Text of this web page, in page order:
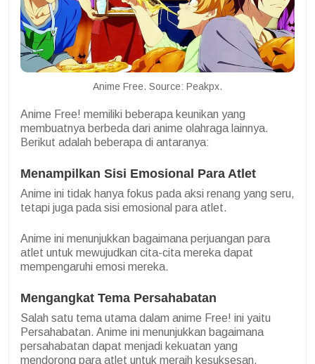
Anime Free. Source: Peakpx.
Anime Free! memiliki beberapa keunikan yang
membuatnya berbeda dari anime olahraga lainnya.
Berikut adalah beberapa di antaranya:
Menampilkan Sisi Emosional Para Atlet
Anime ini tidak hanya fokus pada aksi renang yang seru,
tetapi juga pada sisi emosional para atlet.
Anime ini menunjukkan bagaimana perjuangan para
atlet untuk mewujudkan cita-cita mereka dapat
mempengaruhi emosi mereka.
Mengangkat Tema Persahabatan
Salah satu tema utama dalam anime Free! ini yaitu
Persahabatan. Anime ini menunjukkan bagaimana
persahabatan dapat menjadi kekuatan yang
mendorong para atlet untuk meraih kesuksesan.